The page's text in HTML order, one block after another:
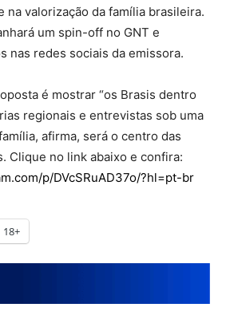
na valorização da família brasileira.
um spin-off no GNT e
nas redes sociais da emissora.
é mostrar “os Brasis dentro
regionais e entrevistas sob uma
afirma, será o centro das
Clique no link abaixo e confira:
p/DVcSRuAD37o/?hl=pt-br
18+